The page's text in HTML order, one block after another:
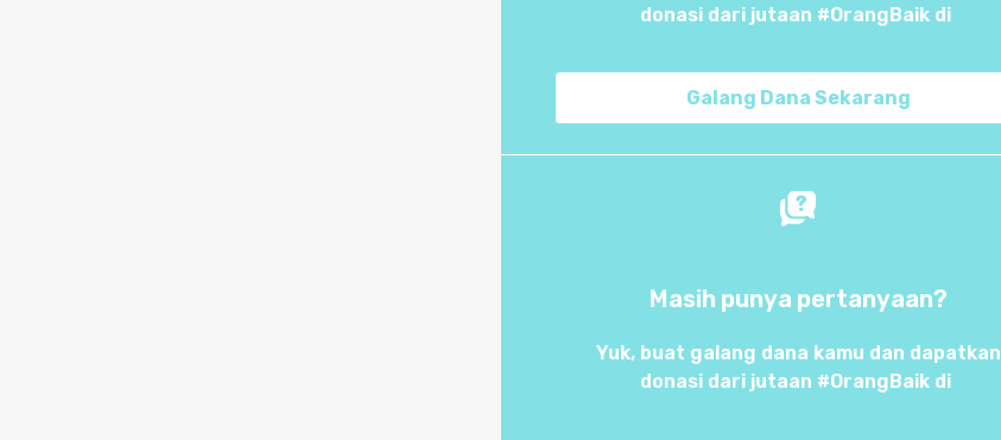
donasi dari jutaan #OrangBaik di
Galang Dana Sekarang
Masih punya pertanyaan?
Yuk, buat galang dana kamu dan dapatkan
donasi dari jutaan #OrangBaik di